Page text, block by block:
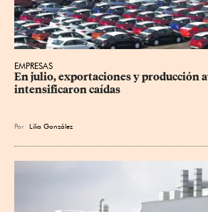
EMPRESAS
En julio, exportaciones y producción
intensificaron caídas
Por Lilia González